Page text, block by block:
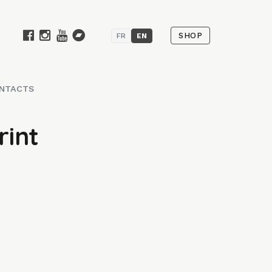
FR EN SHOP